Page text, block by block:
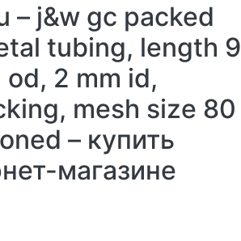
– j&w gc packed
tubing, length 9
2 mm id,
mesh size 80
– купить
магазине